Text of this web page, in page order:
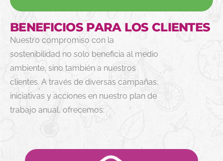
BENEFICIOS PARA LOS CLIENTES
Nuestro compromiso con la
sostenibilidad no solo beneficia al medio
ambiente, sino también a nuestros
clientes. A través de diversas campañas,
iniciativas y acciones en nuestro plan de
trabajo anual, ofrecemos: